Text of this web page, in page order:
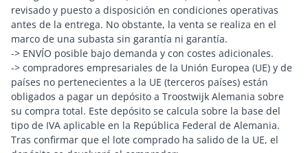
revisado y puesto a disposición en condiciones operativas
antes de la entrega. No obstante, la venta se realiza en el
marco de una subasta sin garantía ni garantía.
-> ENVÍO posible bajo demanda y con costes adicionales.
-> compradores empresariales de la Unión Europea (UE) y de
países no pertenecientes a la UE (terceros países) están
obligados a pagar un depósito a Troostwijk Alemania sobre
su compra total. Este depósito se calcula sobre la base del
tipo de IVA aplicable en la República Federal de Alemania.
Tras confirmar que el lote comprado ha salido de la UE, el